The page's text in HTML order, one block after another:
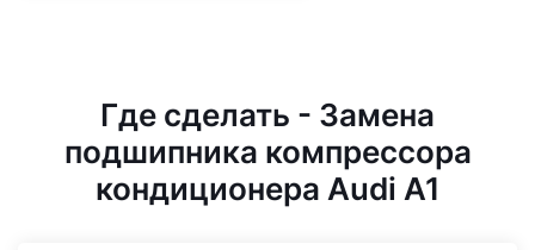
Где сделать - Замена
подшипника компрессора
кондиционера Audi A1